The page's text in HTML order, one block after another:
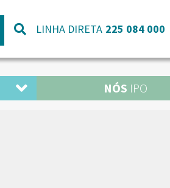
LINHA DIRETA 225 084 000
NÓS IPO